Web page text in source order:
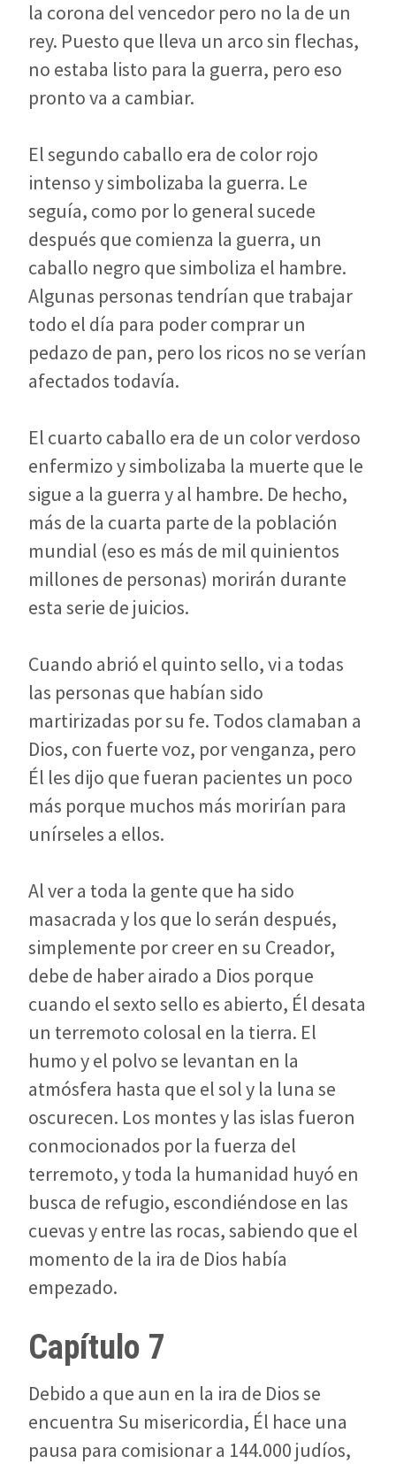
la corona del vencedor pero no la de un
rey. Puesto que lleva un arco sin flechas,
no estaba listo para la guerra, pero eso
pronto va a cambiar.
El segundo caballo era de color rojo
intenso y simbolizaba la guerra. Le
seguía, como por lo general sucede
después que comienza la guerra, un
caballo negro que simboliza el hambre.
Algunas personas tendrían que trabajar
todo el día para poder comprar un
pedazo de pan, pero los ricos no se verían
afectados todavía.
El cuarto caballo era de un color verdoso
enfermizo y simbolizaba la muerte que le
sigue a la guerra y al hambre. De hecho,
más de la cuarta parte de la población
mundial (eso es más de mil quinientos
millones de personas) morirán durante
esta serie de juicios.
Cuando abrió el quinto sello, vi a todas
las personas que habían sido
martirizadas por su fe. Todos clamaban a
Dios, con fuerte voz, por venganza, pero
Él les dijo que fueran pacientes un poco
más porque muchos más morirían para
unírseles a ellos.
Al ver a toda la gente que ha sido
masacrada y los que lo serán después,
simplemente por creer en su Creador,
debe de haber airado a Dios porque
cuando el sexto sello es abierto, Él desata
un terremoto colosal en la tierra. El
humo y el polvo se levantan en la
atmósfera hasta que el sol y la luna se
oscurecen. Los montes y las islas fueron
conmocionados por la fuerza del
terremoto, y toda la humanidad huyó en
busca de refugio, escondiéndose en las
cuevas y entre las rocas, sabiendo que el
momento de la ira de Dios había
empezado.
Capítulo 7
Debido a que aun en la ira de Dios se
encuentra Su misericordia, Él hace una
pausa para comisionar a 144.000 judíos,